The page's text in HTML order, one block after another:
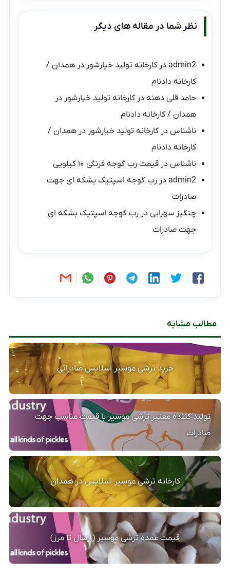
نظر شما در مقاله های دیگر
admin2 درکارخانه تولید خیارشور در همدان /
کارخانه دادنام
حامد قلی دهنه درکارخانه تولید خیارشور در
همدان / کارخانه دادنام
ناشناس درکارخانه تولید خیارشور در همدان /
کارخانه دادنام
ناشناس درقیمت رب گوجه فرنگی ۱۰ کیلویی
admin2 دررب گوجه اسپتیک بشکه ای جهت
صادرات
چنگیز سهرابی دررب گوجه اسپتیک بشکه ای
جهت صادرات
مطالب مشابه
خرید ترشی موسیر اسلایس صادراتی
تولید کننده معتبر ترشی موسیر با قیمت مناسب جهت
صادرات
کارخانه ترشی موسیر اسلایس در همدان
قیمت عمده ترشی موسیر (ارسال تا مرز)